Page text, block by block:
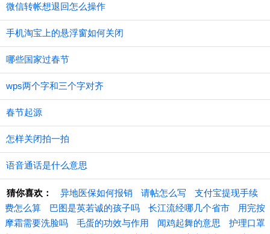
微信转帐想退回怎么操作
手机淘宝上的悬浮窗如何关闭
哪些国家过春节
wps两个字和三个字对齐
春节起源
怎样关闭拍一拍
语音通话是什么意思
猜你喜欢： 异地医保如何报销 请帖怎么写
支付宝提现手续
费怎么算
巴图是英若诚的孩子吗 长江流经哪几个省市
用完按
摩霜需要洗脸吗
毛蛋的功效与作用 闻鸡起舞的意思
护理口罩